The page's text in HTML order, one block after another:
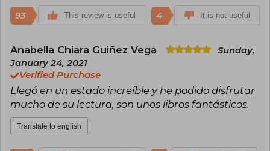
93 This review is useful 4 It is not useful
Anabella Chiara Guiñez Vega
Sunday,
January 24, 2021
Verified Purchase
Llegó en un estado increíble y he podido disfrutar
mucho de su lectura, son unos libros fantásticos.
Translate to english